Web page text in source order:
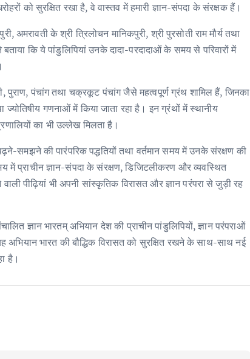
को सुरक्षित रखा है, वे वास्तव में हमारी ज्ञान-संपदा के संरक्षक हैं।
के श्री त्रिलोचन मानिकपुरी, श्री पुरसोती राम मौर्य तथा
कि ये पांडुलिपियां उनके दादा-परदादाओं के समय से परिवारों में
पुराण, पंचांग तथा चक्रकूट पंचांग जैसे महत्वपूर्ण ग्रंथ शामिल हैं, जिनका
ज्योतिषीय गणनाओं में किया जाता रहा है। इन ग्रंथों में स्थानीय
का भी उल्लेख मिलता है।
समझने की पारंपरिक पद्धतियों तथा वर्तमान समय में उनके संरक्षण की
प्राचीन ज्ञान-संपदा के संरक्षण, डिजिटलीकरण और व्यवस्थित
पीढ़ियां भी अपनी सांस्कृतिक विरासत और ज्ञान परंपरा से जुड़ी रह
ज्ञान भारतम् अभियान देश की प्राचीन पांडुलिपियों, ज्ञान परंपराओं
भारत की बौद्धिक विरासत को सुरक्षित रखने के साथ-साथ नई
है।